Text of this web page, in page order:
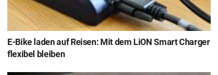
E-Bike laden auf Reisen: Mit dem LiON Smart Charger
flexibel bleiben